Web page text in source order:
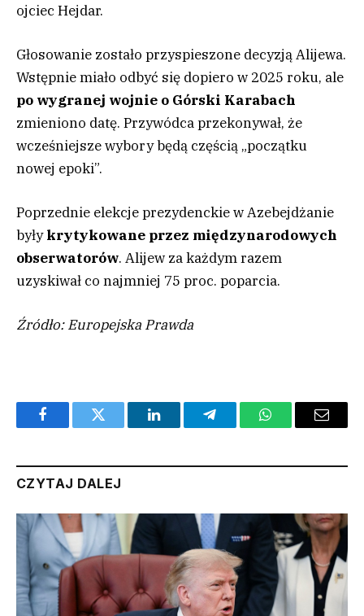
ojciec Hejdar.
Głosowanie zostało przyspieszone decyzją Alijewa.
Wstępnie miało odbyć się dopiero w 2025 roku, ale
po wygranej wojnie o Górski Karabach
zmieniono datę. Przywódca przekonywał, że
wcześniejsze wybory będą częścią „początku
nowej epoki”.
Poprzednie elekcje prezydenckie w Azebejdżanie
byłykrytykowane przez międzynarodowych
obserwatorów. Alijew za każdym razem
uzyskiwał co najmniej 75 proc. poparcia.
Źródło: Europejska Prawda
FacebookTwitter LinkedInTelegramWhatsAppEmail
CZYTAJ DALEJ